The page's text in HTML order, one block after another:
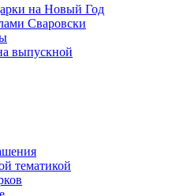
на Новый Год
Сваровски
выпускной
тематикой